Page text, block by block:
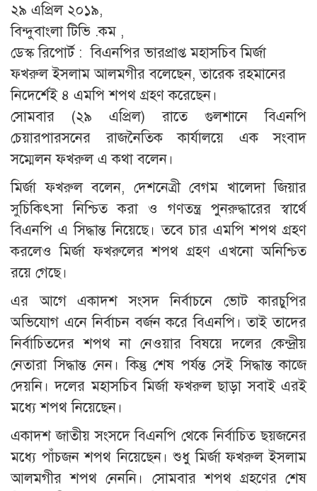
২৯ এপ্রিল ২০১৯,
বিন্দুবাংলা টিভি .কম ,
ডেস্ক রিপোর্ট : বিএনপির ভারপ্রাপ্ত মহাসচিব মির্জা
ফখরুল ইসলাম আলমগীর বলেছেন, তারেক রহমানের
নিদের্শেই ৪ এমপি শপথ গ্রহণ করেছেন।
সোমবার (২৯ এপ্রিল) রাতে গুলশানে বিএনপি
চেয়ারপারসনের রাজনৈতিক কার্যালয়ে এক সংবাদ
সম্মেলন ফখরুল এ কথা বলেন।
মির্জা ফখরুল বলেন, দেশনেত্রী বেগম খালেদা জিয়ার
সুচিকিৎসা নিশ্চিত করা ও গণতন্ত্র পুনরুদ্ধারের স্বার্থে
বিএনপি এ সিদ্ধান্ত নিয়েছে। তবে চার এমপি শপথ গ্রহণ
করলেও মির্জা ফখরুলের শপথ গ্রহণ এখনো অনিশ্চিত
রয়ে গেছে।
এর আগে একাদশ সংসদ নির্বাচনে ভোট কারচুপির
অভিযোগ এনে নির্বাচন বর্জন করে বিএনপি। তাই তাদের
নির্বাচিতদের শপথ না নেওয়ার বিষয়ে দলের কেন্দ্রীয়
নেতারা সিদ্ধান্ত নেন। কিন্তু শেষ পর্যন্ত সেই সিদ্ধান্ত কাজে
দেয়নি। দলের মহাসচিব মির্জা ফখরুল ছাড়া সবাই এরই
মধ্যে শপথ নিয়েছেন।
একাদশ জাতীয় সংসদে বিএনপি থেকে নির্বাচিত ছয়জনের
মধ্যে পাঁচজন শপথ নিয়েছেন। শুধু মির্জা ফখরুল ইসলাম
আলমগীর শপথ নেননি। সোমবার শপথ গ্রহণের শেষ